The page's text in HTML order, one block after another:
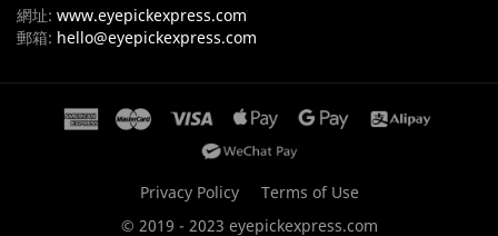
網址: www.eyepickexpress.com
郵箱: hello@eyepickexpress.com
Privacy Policy
Terms of Use
© 2019 - 2023 eyepickexpress.com